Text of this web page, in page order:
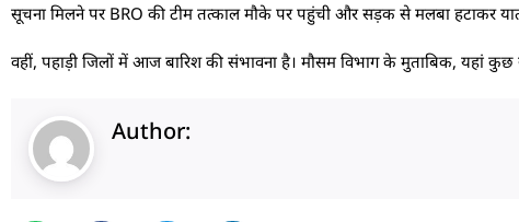
सूचना मिलने पर BRO की टीम तत्काल मौके पर पहुंची और सड़क से मलबा हटाकर
वहीं, पहाड़ी जिलों में आज बारिश की संभावना है। मौसम विभाग के मुताबिक, यहां
Author: